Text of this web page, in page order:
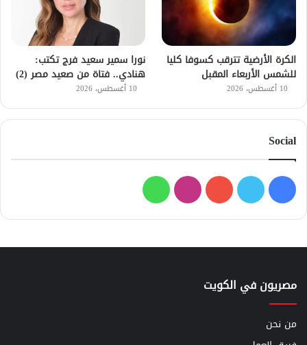
الكرة الأرضية تترقب كسوفا كليا
للشمس الأربعاء المقبل
10 أغسطس، 2026
نورا سمير سعيد فرج تكتب:
هنادي.. فتاة من صعيد مصر (2)
10 أغسطس، 2026
Social
فيسبوك
تويتر يوتيوبانستقرامواتساب
مصريون في الكويت
من نحن